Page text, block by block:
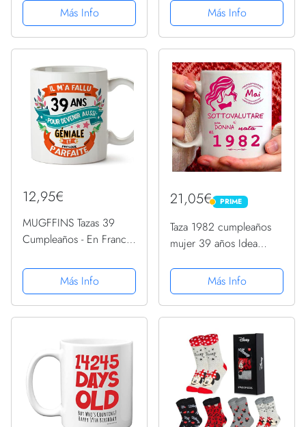
Familia Ceramica 330
mL
Más Info
become perfect - 11 oz -
Regalo original y
divertido
Más Info
12,95€
MUGFFINS Tazas 39
Cumpleaños - En Francés
devenir aussi geniale - 11
oz - Regalo original y
divertido
Más Info
21,05€ PRIME
PRIME
Taza 1982 cumpleaños
mujer 39 años Idea
una mujer nacida en
1982
Más Info